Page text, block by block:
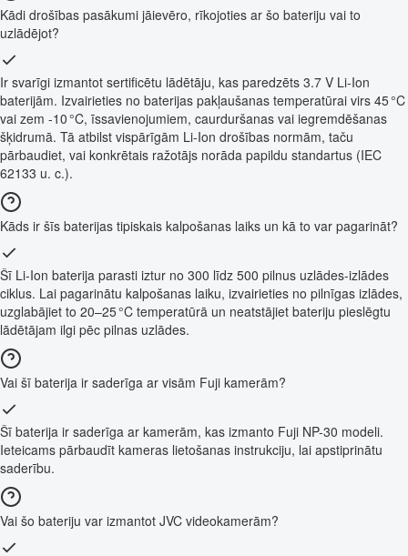
Kādi drošības pasākumi jāievēro, rīkojoties ar šo bateriju vai to
uzlādējot?
Ir svarīgi izmantot sertificētu lādētāju, kas paredzēts 3.7 V Li-Ion
baterijām. Izvairieties no baterijas pakļaušanas temperatūrai virs 45 °C
vai zem -10 °C, īssavienojumiem, caurduršanas vai iegremdēšanas
šķidrumā. Tā atbilst vispārīgām Li-Ion drošības normām, taču
pārbaudiet, vai konkrētais ražotājs norāda papildu standartus (IEC
62133 u. c.).
Kāds ir šīs baterijas tipiskais kalpošanas laiks un kā to var pagarināt?
Šī Li-Ion baterija parasti iztur no 300 līdz 500 pilnus uzlādes-izlādes
ciklus. Lai pagarinātu kalpošanas laiku, izvairieties no pilnīgas izlādes,
uzglabājiet to 20–25 °C temperatūrā un neatstājiet bateriju pieslēgtu
lādētājam ilgi pēc pilnas uzlādes.
Vai šī baterija ir saderīga ar visām Fuji kamerām?
Šī baterija ir saderīga ar kamerām, kas izmanto Fuji NP-30 modeli.
Ieteicams pārbaudīt kameras lietošanas instrukciju, lai apstiprinātu
saderību.
Vai šo bateriju var izmantot JVC videokamerām?